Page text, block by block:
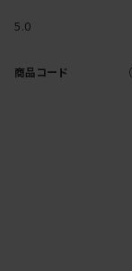
5.0
商品コード